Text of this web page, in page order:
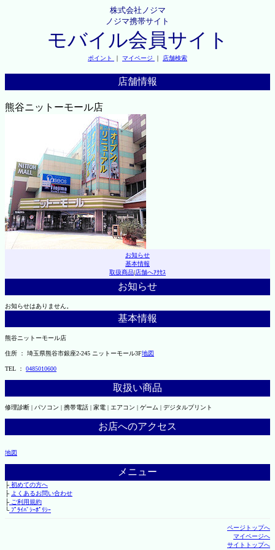
株式会社ノジマ
ノジマ携帯サイト
モバイル会員サイト
ポイント ｜ マイページ ｜ 店舗検索
店舗情報
熊谷ニットーモール店
お知らせ
基本情報
取扱商品|店舗へｱｸｾｽ
お知らせ
お知らせはありません。
基本情報
熊谷ニットーモール店
住所 ： 埼玉県熊谷市銀座2-245 ニットーモール3F地図
TEL ： 0485010600
取扱い商品
修理診断 | パソコン | 携帯電話 | 家電 | エアコン | ゲーム | デジタルプリント
お店へのアクセス
地図
メニュー
├初めての方へ
├ よくあるお問い合わせ
├ご利用規約
└ﾌﾟﾗｲﾊﾞｼｰﾎﾟﾘｼｰ
ページトップへ
マイページへ
サイトトップへ